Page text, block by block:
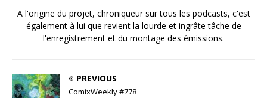
A l'origine du projet, chroniqueur sur tous les podcasts, c'est
également à lui que revient la lourde et ingrâte tâche de
l'enregistrement et du montage des émissions.
PREVIOUS
ComixWeekly #778